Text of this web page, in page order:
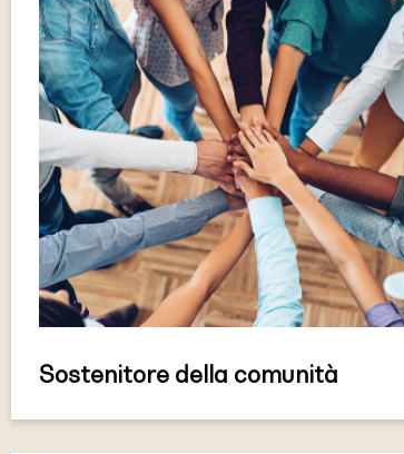
Sostenitore della comunità